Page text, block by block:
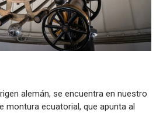
alemán, se encuentra en nuestro
montura ecuatorial, que apunta al